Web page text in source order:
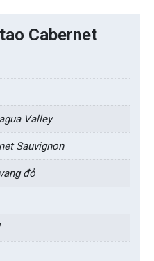
Cabernet
Valley
Sauvignon
đỏ